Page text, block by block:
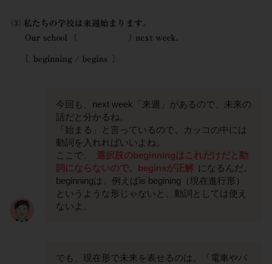
今回も、next week「来週」があるので、未来の
話だと分かるね。
「始まる」と言っているので、カッコの中には
動詞を入れればいいよね。
ここで、
選択肢のbeginningはこれだけだと動
詞にならないので、beginsが正解 になるんだ。
beginningは、例えばis begining（現在進行形）
というような形じゃないと、動詞としては使え
ないよ。
でも、現在形で未来を表せるのは、「電車やバ